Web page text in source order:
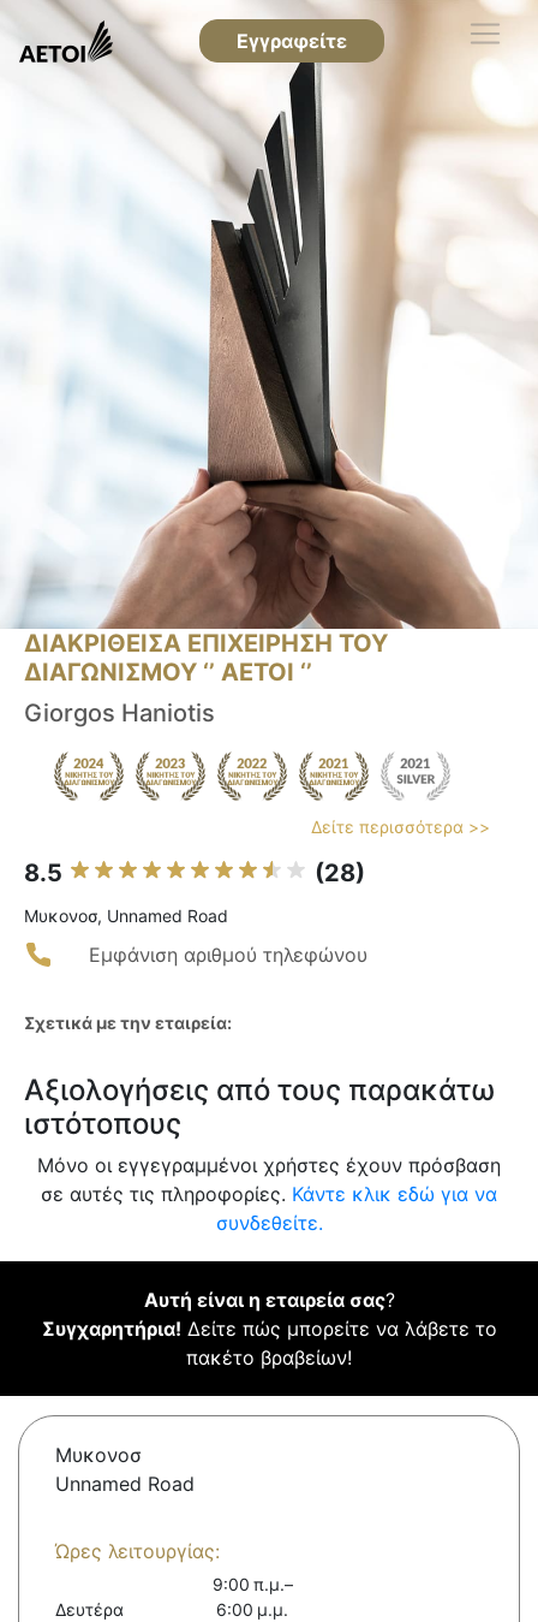
Εγγραφείτε
ΔΙΑΚΡΙΘΕΙΣΑ ΕΠΙΧΕΙΡΗΣΗ ΤΟΥ
ΔΙΑΓΩΝΙΣΜΟΥ ‘’ ΑΕΤΟΙ ‘’
Giorgos Haniotis
Δείτε περισσότερα >>
8.5 (28)
Μυκονοσ, Unnamed Road
Εμφάνιση αριθμού τηλεφώνου
Σχετικά με την εταιρεία:
Αξιολογήσεις από τους παρακάτω
ιστότοπους
Μόνο οι εγγεγραμμένοι χρήστες έχουν πρόσβαση
σε αυτές τις πληροφορίες. Κάντε κλικ εδώ για να
συνδεθείτε.
Αυτή είναι η εταιρεία σας?
Συγχαρητήρια! Δείτε πώς μπορείτε να λάβετε το
πακέτο βραβείων!
Μυκονοσ
Unnamed Road
Ώρες λειτουργίας:
Δευτέρα
9:00 π.μ.–
6:00 μ.μ.